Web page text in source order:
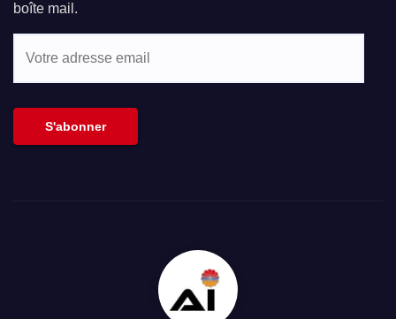
boîte mail.
S'abonner